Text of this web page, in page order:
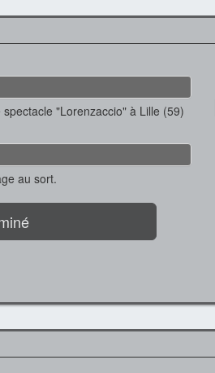
"Lorenzaccio" à Lille (59)
au sort.